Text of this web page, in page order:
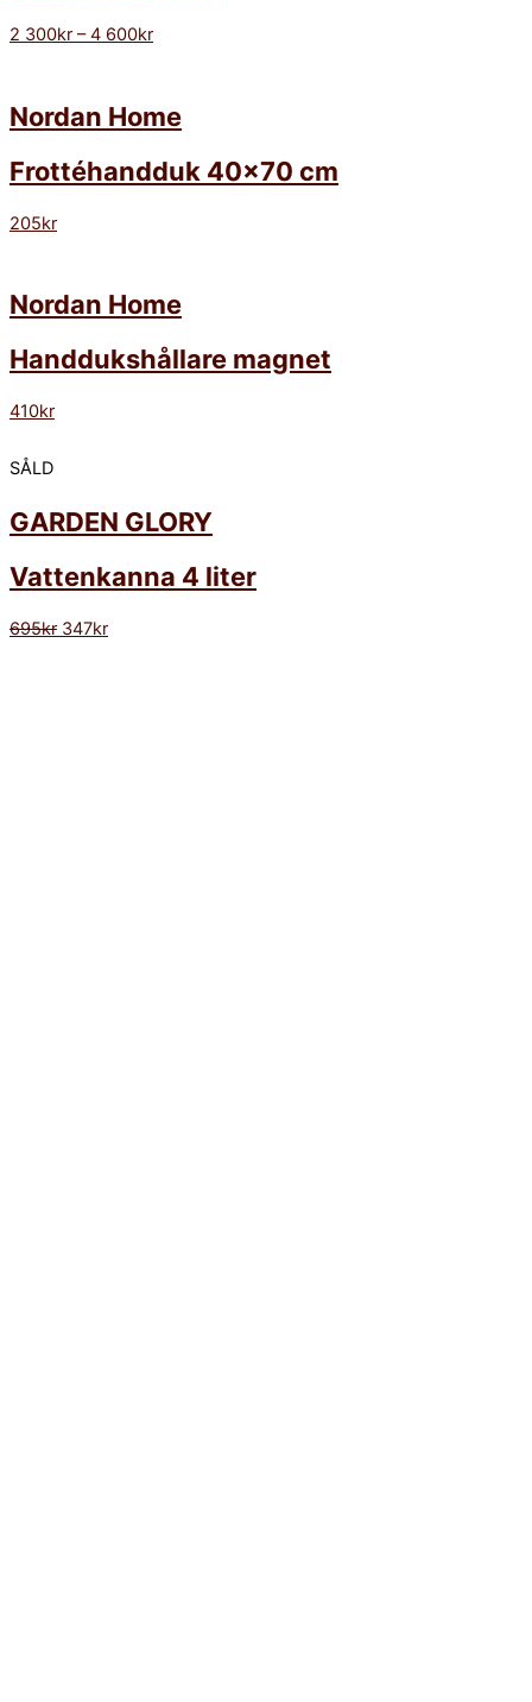
2 300kr – 4 600kr
Nordan Home
Frottéhandduk 40×70 cm
205kr
Nordan Home
Handdukshållare magnet
410kr
SÅLD
GARDEN GLORY
Vattenkanna 4 liter
695kr 347kr